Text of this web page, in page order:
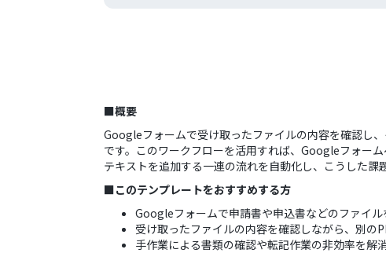
■概要
Googleフォームで受け取ったファイルの内容を確認し
です。このワークフローを活用すれば、Googleフォー
テキストを追加する一連の流れを自動化し、こうした課
■このテンプレートをおすすめする方
Googleフォームで申請書や申込書などのファイ
受け取ったファイルの内容を確認しながら、別の
手作業による書類の確認や転記作業の非効率を解